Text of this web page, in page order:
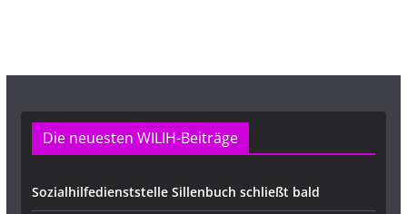
Die neuesten WILIH-Beiträge
Sozialhilfedienststelle Sillenbuch schließt bald